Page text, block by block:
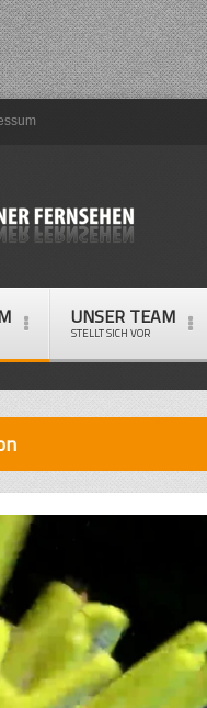
UNSER TEAM
STELLT SICH VOR